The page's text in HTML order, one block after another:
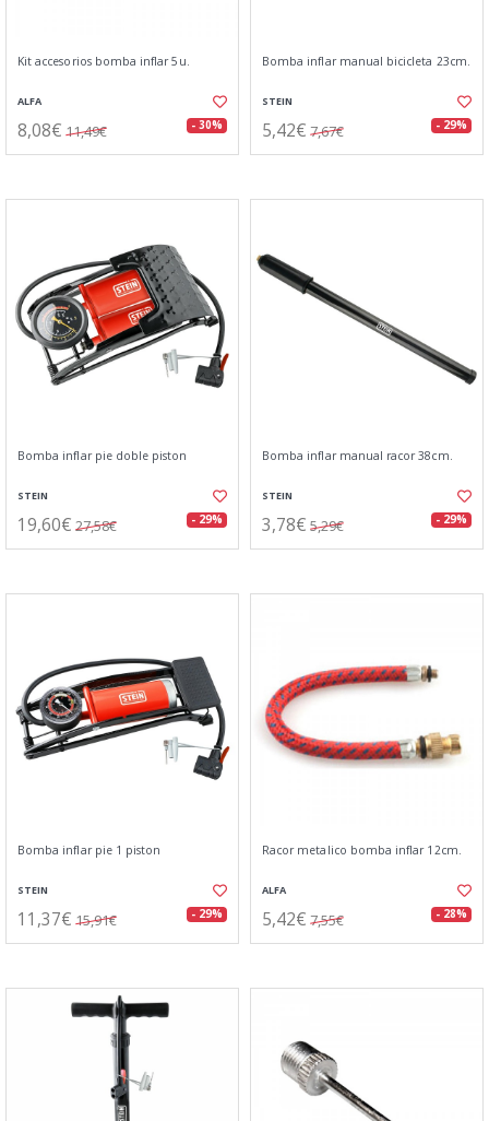
Kit accesorios bomba inflar 5u.
ALFA
8,08€ 11,49€ - 30%
Bomba inflar manual bicicleta 23cm.
STEIN
5,42€ 7,67€ - 29%
Bomba inflar pie doble piston
STEIN
19,60€ 27,58€ - 29%
Bomba inflar manual racor 38cm.
STEIN
3,78€ 5,29€ - 29%
Bomba inflar pie 1 piston
STEIN
11,37€ 15,91€ - 29%
Racor metalico bomba inflar 12cm.
ALFA
5,42€ 7,55€ - 28%